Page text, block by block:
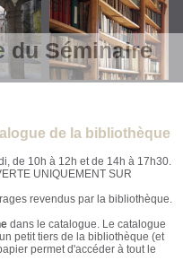
du Séminaire
de la bibliothèque
de 10h à 12h et de 14h à 17h30.
UNIQUEMENT SUR
revendus par la bibliothèque.
dans le catalogue. Le catalogue
petit tiers de la bibliothèque (et
permet d'accéder à tout le